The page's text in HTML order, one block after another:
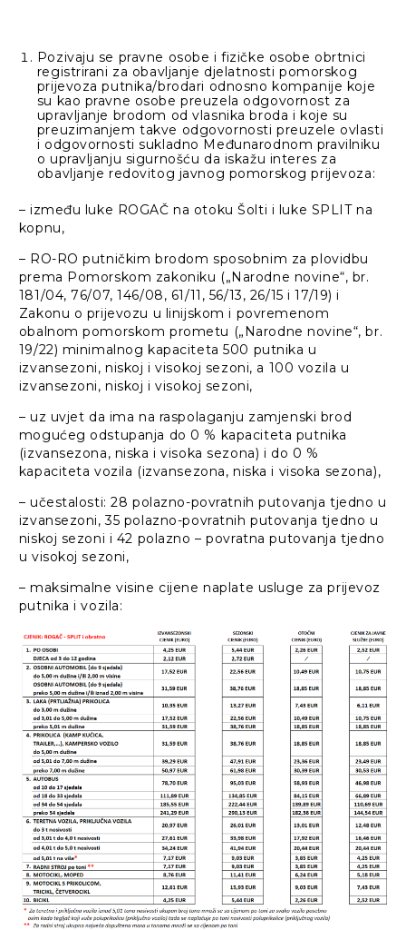
Pozivaju se pravne osobe i fizičke osobe obrtnici
registrirani za obavljanje djelatnosti pomorskog
prijevoza putnika/brodari odnosno kompanije koje
su kao pravne osobe preuzela odgovornost za
upravljanje brodom od vlasnika broda i koje su
preuzimanjem takve odgovornosti preuzele ovlasti
i odgovornosti sukladno Međunarodnom pravilniku
o upravljanju sigurnošću da iskažu interes za
obavljanje redovitog javnog pomorskog prijevoza:
– između luke ROGAČ na otoku Šolti i luke SPLIT na
kopnu,
– RO-RO putničkim brodom sposobnim za plovidbu
prema Pomorskom zakoniku („Narodne novine“, br.
181/04, 76/07, 146/08, 61/11, 56/13, 26/15 i 17/19) i
Zakonu o prijevozu u linijskom i povremenom
obalnom pomorskom prometu („Narodne novine“, br.
19/22) minimalnog kapaciteta 500 putnika u
izvansezoni, niskoj i visokoj sezoni, a 100 vozila u
izvansezoni, niskoj i visokoj sezoni,
– uz uvjet da ima na raspolaganju zamjenski brod
mogućeg odstupanja do 0 % kapaciteta putnika
(izvansezona, niska i visoka sezona) i do 0 %
kapaciteta vozila (izvansezona, niska i visoka sezona),
– učestalosti: 28 polazno-povratnih putovanja tjedno u
izvansezoni, 35 polazno-povratnih putovanja tjedno u
niskoj sezoni i 42 polazno – povratna putovanja tjedno
u visokoj sezoni,
– maksimalne visine cijene naplate usluge za prijevoz
putnika i vozila: